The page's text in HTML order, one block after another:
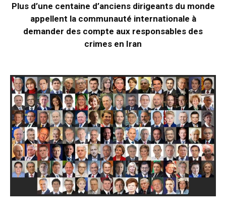
Plus d’une centaine d’anciens dirigeants du monde
appellent la communauté internationale à
demander des compte aux responsables des
crimes en Iran